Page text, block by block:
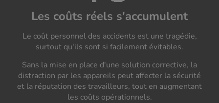
Les coûts réels s'accumulent
Le coût personnel des accidents est une tragédie,
surtout qu'ils sont si facilement évitables.
Sans la mise en place d'une solution corrective, la
distraction par les appareils peut affecter la sécurité
et la réputation des travailleurs, tout en augmentant
les coûts opérationnels.